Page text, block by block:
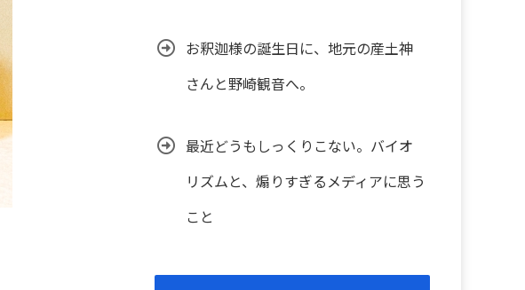
お釈迦様の誕生日に、地元の産土神
さんと野崎観音へ。
最近どうもしっくりこない。バイオ
リズムと、煽りすぎるメディアに思う
こと